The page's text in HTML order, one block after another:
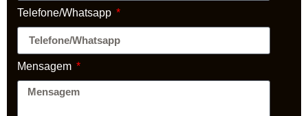
Telefone/Whatsapp
Mensagem